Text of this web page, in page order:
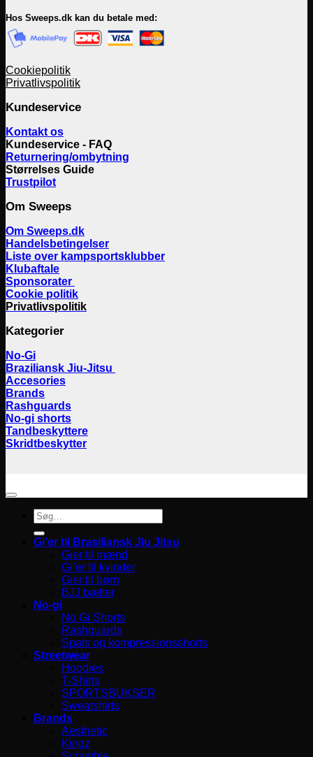
Hos Sweeps.dk kan du betale med:
Cookiepolitik
Privatlivspolitik
Kundeservice
Kontakt os
Kundeservice - FAQ
Returnering/ombytning
Størrelses Guide
Trustpilot
Om Sweeps
Om Sweeps.dk
Handelsbetingelser
Liste over kampsportsklubber
Klubaftale
Sponsorater
Cookie politik
Privatlivspolitik
Kategorier
No-Gi
Braziliansk Jiu-Jitsu
Accesories
Brands
Rashguards
No-gi shorts
Tandbeskyttere
Skridtbeskytter
Søg
efter:
Gi’er til Brasiliansk Jiu Jitsu
Gier til mænd
Gi’er til kvinder
Gier til børn
BJJ bælter
No-gi
No Gi Shorts
Rashguards
Spats og kompressionsshorts
Streetwear
Hoodies
T-Shirts
SPORTSBUKSER
Sweatshirts
Brands
Aesthetic
Kingz